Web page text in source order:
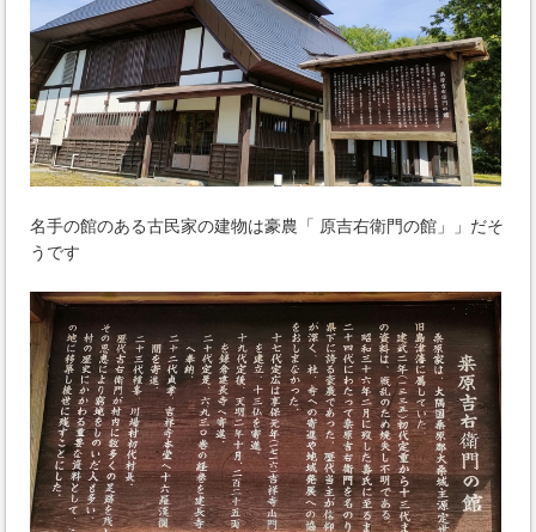
名手の館のある古民家の建物は豪農「 原吉右衛門の館」」だそ
うです